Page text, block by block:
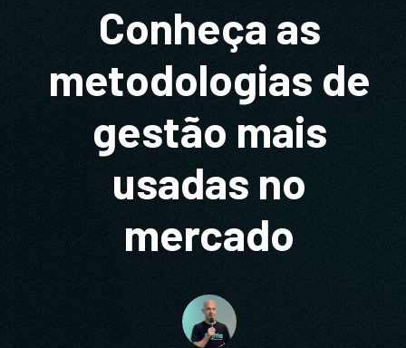
Conheça as
metodologias de
gestão mais
usadas no
mercado